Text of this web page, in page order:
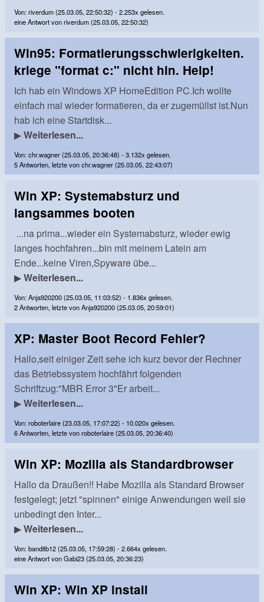
Von: riverdum (25.03.05, 22:50:32) - 2.253x gelesen.
eine Antwort von riverdum (25.03.05, 22:50:32)
Win95: Formatierungsschwierigkeiten.
kriege "format c:" nicht hin. Help!
Ich hab ein Windows XP HomeEdition PC.Ich wollte
einfach mal wieder formatieren, da er zugemüllst ist.Nun
hab ich eine Startdisk...
▶Weiterlesen...
Von: chr.wagner (25.03.05, 20:36:48) - 3.132x gelesen.
5 Antworten, letzte von chr.wagner (25.03.05, 22:43:07)
Win XP: Systemabsturz und
langsammes booten
...na prima...wieder ein Systemabsturz, wieder ewig
langes hochfahren...bin mit meinem Latein am
Ende...keine Viren,Spyware übe...
▶Weiterlesen...
Von: Anja920200 (25.03.05, 11:03:52) - 1.836x gelesen.
2 Antworten, letzte von Anja920200 (25.03.05, 20:59:01)
XP: Master Boot Record Fehler?
Hallo,seit einiger Zeit sehe ich kurz bevor der Rechner
das Betriebssystem hochfährt folgenden
Schriftzug:"MBR Error 3"Er arbeit...
▶Weiterlesen...
Von: roboterlaire (23.03.05, 17:07:22) - 10.020x gelesen.
6 Antworten, letzte von roboterlaire (25.03.05, 20:36:40)
Win XP: Mozilla als Standardbrowser
Hallo da Draußen!! Habe Mozilla als Standard Browser
festgelegt; jetzt "spinnen" einige Anwendungen weil sie
unbedingt den Inter...
▶Weiterlesen...
Von: banditb12 (25.03.05, 17:59:28) - 2.664x gelesen.
eine Antwort von Gabi23 (25.03.05, 20:36:23)
Win XP: Win XP install